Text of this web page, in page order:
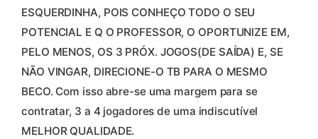
ESQUERDINHA, POIS CONHEÇO TODO O SEU
POTENCIAL E Q O PROFESSOR, O OPORTUNIZE EM,
PELO MENOS, OS 3 PRÓX. JOGOS(DE SAÍDA) E, SE
NÃO VINGAR, DIRECIONE-O TB PARA O MESMO
BECO. Com isso abre-se uma margem para se
contratar, 3 a 4 jogadores de uma indiscutível
MELHOR QUALIDADE.